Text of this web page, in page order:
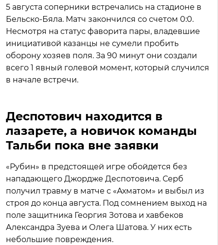
5 августа соперники встречались на стадионе в
Бельско-Бяла. Матч закончился со счетом 0:0.
Несмотря на статус фаворита пары, владевшие
инициативой казанцы не сумели пробить
оборону хозяев поля. За 90 минут они создали
всего 1 явный голевой момент, который случился
в начале встречи.
Деспотович находится в
лазарете, а новичок команды
Тальби пока вне заявки
«Рубин» в предстоящей игре обойдется без
нападающего Джордже Деспотовича. Серб
получил травму в матче с «Ахматом» и выбыл из
строя до конца августа. Под сомнением выход на
поле защитника Георгия Зотова и хавбеков
Александра Зуева и Олега Шатова. У них есть
небольшие повреждения.